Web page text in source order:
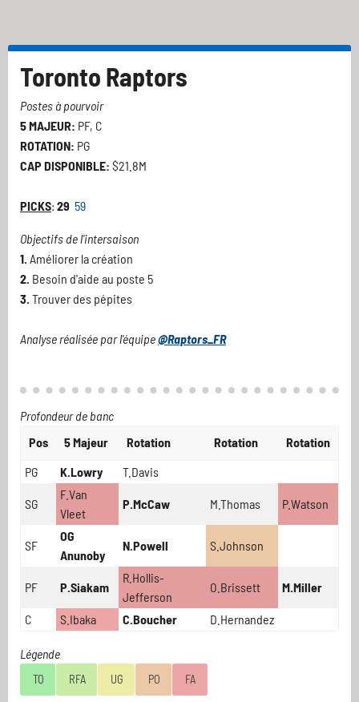
Toronto Raptors
Postes à pourvoir
5 MAJEUR: PF, C
ROTATION: PG
CAP DISPONIBLE: $21.8M
PICKS: 29 59
Objectifs de l'intersaison
1. Améliorer la création
2. Besoin d'aide au poste 5
3. Trouver des pépites
Analyse réalisée par l'équipe@Raptors_FR
Profondeur de banc
Pos
5 Majeur Rotation Rotation
Rotation
PG
K.Lowry T.Davis
SG
F.Van
Vleet
P.McCaw M.Thomas P.Watson
SF
OG
Anunoby
N.Powell S.Johnson
PF P.Siakam
R.Hollis-
Jefferson
O.Brissett M.Miller
C S.Ibaka C.Boucher D.Hernandez
Légende
TO RFA UG PO FA